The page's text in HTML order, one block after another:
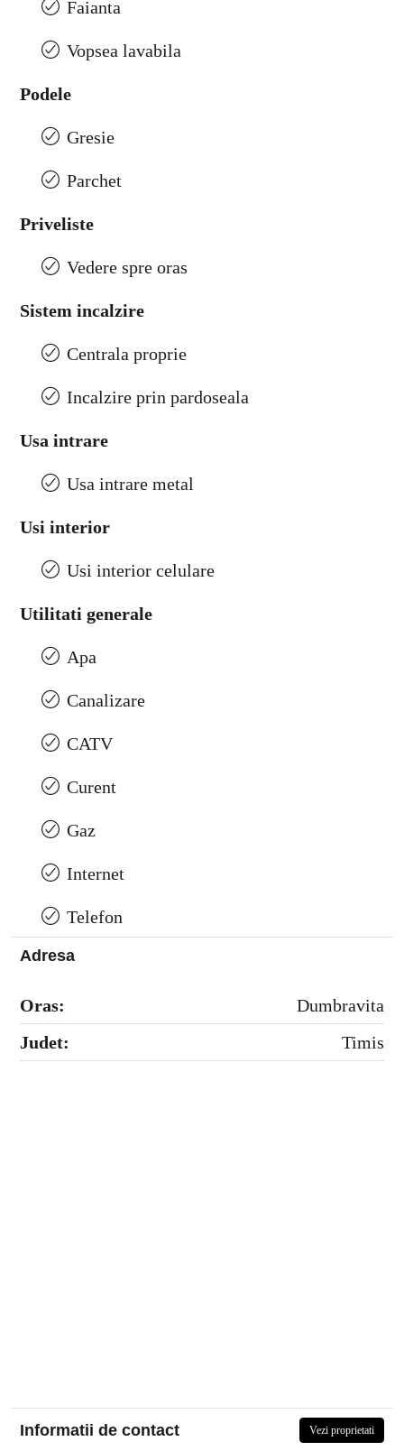
Faianta
Vopsea lavabila
Podele
Gresie
Parchet
Priveliste
Vedere spre oras
Sistem incalzire
Centrala proprie
Incalzire prin pardoseala
Usa intrare
Usa intrare metal
Usi interior
Usi interior celulare
Utilitati generale
Apa
Canalizare
CATV
Curent
Gaz
Internet
Telefon
Adresa
Oras:
Dumbravita
Judet:
Timis
Informatii de contact Vezi proprietati